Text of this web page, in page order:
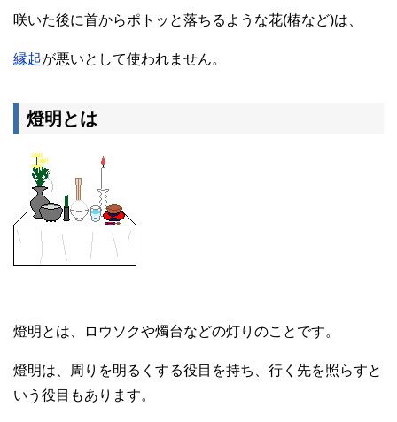
咲いた後に首からポトッと落ちるような花(椿など)は、
縁起が悪いとして使われません。
燈明とは
燈明とは、ロウソクや燭台などの灯りのことです。
燈明は、周りを明るくする役目を持ち、行く先を照らすと
いう役目もあります。